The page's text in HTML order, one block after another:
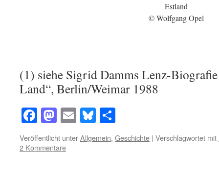
Estland
© Wolfgang Opel
(1) siehe Sigrid Damms Lenz-
Land“, Berlin/Weimar 1988
Facebook
Mastodon
EmailBluesky
Veröffentlicht unterAllgemein, Geschichte | Verschlagwortet mit
2 Kommentare